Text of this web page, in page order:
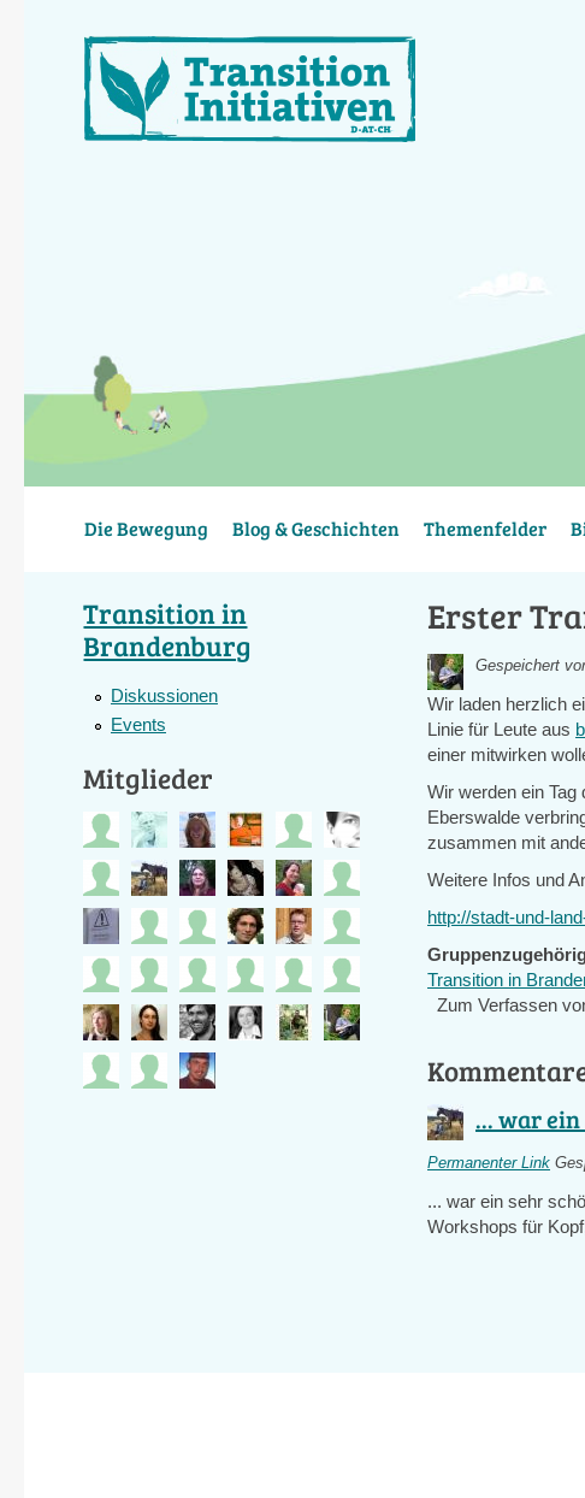
Die Bewegung Blog & Geschichten Themenfelder
Erster
Gespeichert
Wir laden herzlich
Linie für Leute aus
einer mitwirken
Wir werden ein
Eberswalde
zusammen mit
Weitere Infos und
http://stadt-und-
Transition in
Zum Verfassen
... war ein
Permanenter Link
... war ein sehr
Workshops für
Transition in
Brandenburg
Diskussionen
Events
Mitglieder